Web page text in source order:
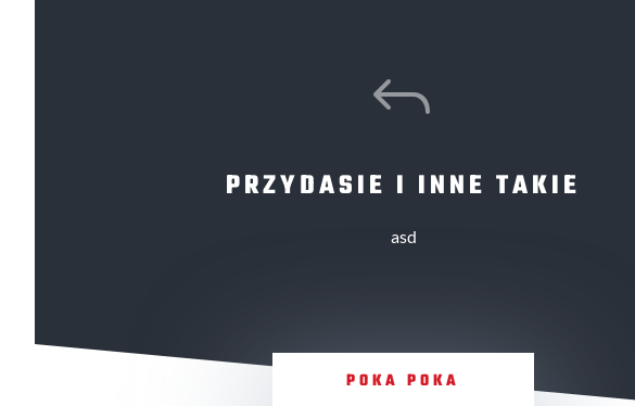
J
PRZYDASIE I INNE TAKIE
asd
POKA POKA